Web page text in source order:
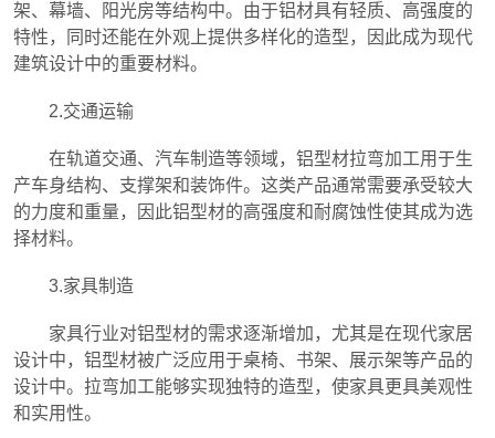
架、幕墙、阳光房等结构中。由于铝材具有轻质、高强度的
特性，同时还能在外观上提供多样化的造型，因此成为现代
建筑设计中的重要材料。
2.交通运输
在轨道交通、汽车制造等领域，铝型材拉弯加工用于生
产车身结构、支撑架和装饰件。这类产品通常需要承受较大
的力度和重量，因此铝型材的高强度和耐腐蚀性使其成为选
择材料。
3.家具制造
家具行业对铝型材的需求逐渐增加，尤其是在现代家居
设计中，铝型材被广泛应用于桌椅、书架、展示架等产品的
设计中。拉弯加工能够实现独特的造型，使家具更具美观性
和实用性。